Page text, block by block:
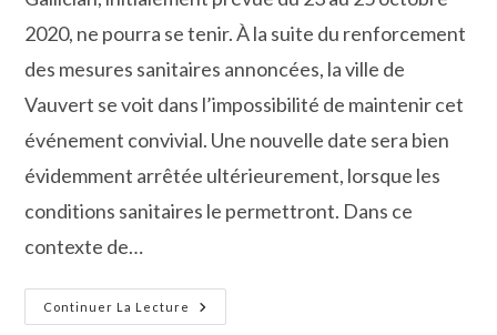
2020, ne pourra se tenir. À la suite du renforcement
des mesures sanitaires annoncées, la ville de
Vauvert se voit dans l’impossibilité de maintenir cet
événement convivial. Une nouvelle date sera bien
évidemment arrêtée ultérieurement, lorsque les
conditions sanitaires le permettront. Dans ce
contexte de…
Continuer La Lecture
Gallician
Ne